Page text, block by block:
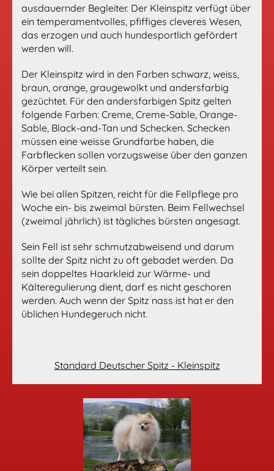
ausdauernder Begleiter. Der Kleinspitz verfügt über
ein temperamentvolles, pfiffiges cleveres Wesen,
das erzogen und auch hundesportlich gefördert
werden will.
Der Kleinspitz wird in den Farben schwarz, weiss,
braun, orange, graugewolkt und andersfarbig
gezüchtet. Für den andersfarbigen Spitz gelten
folgende Farben: Creme, Creme-Sable, Orange-
Sable, Black-and-Tan und Schecken. Schecken
müssen eine weisse Grundfarbe haben, die
Farbflecken sollen vorzugsweise über den ganzen
Körper verteilt sein.
Wie bei allen Spitzen, reicht für die Fellpflege pro
Woche ein- bis zweimal bürsten. Beim Fellwechsel
(zweimal jährlich) ist tägliches bürsten angesagt.
Sein Fell ist sehr schmutzabweisend und darum
sollte der Spitz nicht zu oft gebadet werden. Da
sein doppeltes Haarkleid zur Wärme- und
Kälteregulierung dient, darf es nicht geschoren
werden. Auch wenn der Spitz nass ist hat er den
üblichen Hundegeruch nicht.
Standard Deutscher Spitz - Kleinspitz